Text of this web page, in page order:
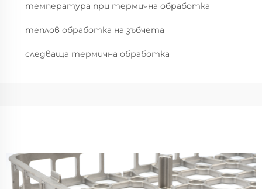
температура при термична обработка
теплов обработка на зъбчета
следваща термична обработка